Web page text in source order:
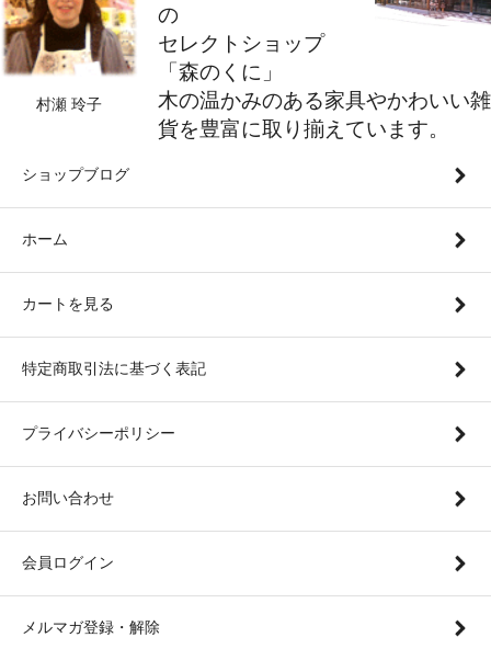
村瀬 玲子
の
セレクトショップ
「森のくに」
木の温かみのある家具やかわいい雑
貨を豊富に取り揃えています。
ショップブログ
ホーム
カートを見る
特定商取引法に基づく表記
プライバシーポリシー
お問い合わせ
会員ログイン
メルマガ登録・解除